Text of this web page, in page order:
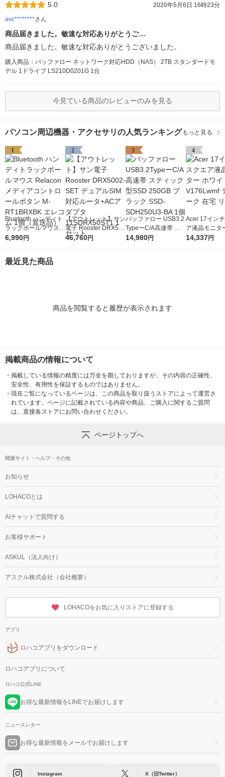
5.0
2020年5月6日 16時23分
avc********さん
商品届きました。敏速な対応ありがとうご…
商品届きました。敏速な対応ありがとうございました。
購入商品：バッファロー ネットワーク対応HDD（NAS） 2TB スタンダードモ
デル 1ドライブ LS210D0201G 1台
今見ている商品のレビューのみを見る
パソコン周辺機器・アクセサリの人気ランキング もっと見る
1
Bluetooth ハンディト
ラックボールマウス R
elacon メディアコン
個（直送品）
6,990円
2
【アウトレット】サン
電子 Rooster DRX500
2-SET デュアルSIM対
46,760円
3
バッファロー USB3.2
TypeーC/A高速帯 ス
ティック型SSD 250G
14,980円
4
Acer 17イン
ア液晶モニタ
イト
14,337円
最近見た商品
商品を閲覧すると履歴が表示されます
掲載商品の情報について
・ 掲載している情報の精度には万全を期しておりますが、その内容の正確性、
安全性、有用性を保証するものではありません。
・ 現在ご覧になっているページは、この商品を取り扱うストアによって運営さ
れています。ページに記載されている内容や商品、ご購入に関するご質問
は、直接各ストアにお問い合わせください。
ページトップへ
関連サイト・ヘルプ・その他
お知らせ
LOHACOとは
AIチャットで質問する
お客様サポート
ASKUL（法人向け）
アスクル株式会社（会社概要）
LOHACOをお気に入りストアに登録する
アプリ
ロハコアプリをダウンロード
ロハコアプリについて
ロハコ公式LINE
お得な最新情報をLINEでお届けします
ニュースレター
お得な最新情報をメールでお届けします
Instagram X（旧Twitter）